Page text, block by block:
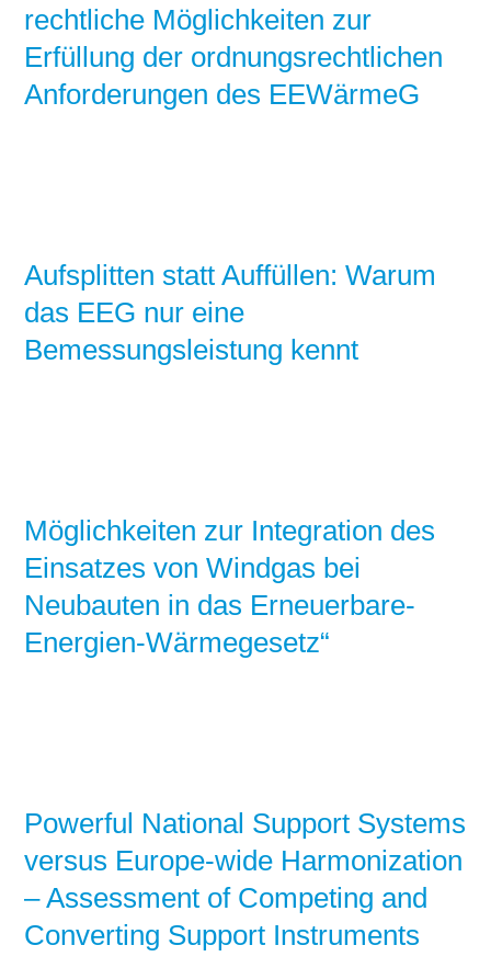
rechtliche Möglichkeiten zur
Erfüllung der ordnungsrechtlichen
Anforderungen des EEWärmeG
Aufsplitten statt Auffüllen: Warum
das EEG nur eine
Bemessungsleistung kennt
Möglichkeiten zur Integration des
Einsatzes von Windgas bei
Neubauten in das Erneuerbare-
Energien-Wärmegesetz“
Powerful National Support Systems
versus Europe-wide Harmonization
– Assessment of Competing and
Converting Support Instruments